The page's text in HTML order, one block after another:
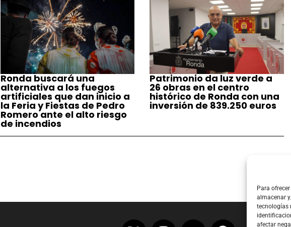
Para
almacenar
tecnologías
afectar
Ronda buscará una
alternativa a los fuegos
artificiales que dan inicio a
la Feria y Fiestas de Pedro
Romero ante el alto riesgo
de incendios
Patrimonio da luz verde a
26 obras en el centro
histórico de Ronda con una
inversión de 839.250 euros